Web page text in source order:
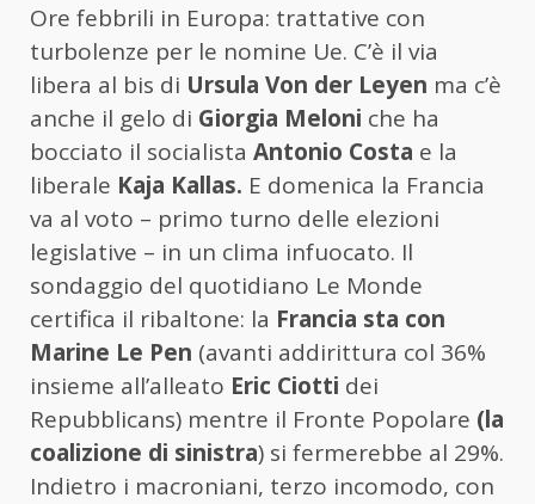
Ore febbrili in Europa: trattative con
turbolenze per le nomine Ue. C’è il via
libera al bis di Ursula Von der Leyen ma c’è
anche il gelo di Giorgia Meloni che ha
bocciato il socialista Antonio Costa e la
liberale Kaja Kallas. E domenica la Francia
va al voto – primo turno delle elezioni
legislative – in un clima infuocato. Il
sondaggio del quotidiano Le Monde
certifica il ribaltone: la Francia sta con
Marine Le Pen (avanti addirittura col 36%
insieme all’alleato Eric Ciotti dei
Repubblicans) mentre il Fronte Popolare (la
coalizione di sinistra) si fermerebbe al 29%.
Indietro i macroniani, terzo incomodo, con